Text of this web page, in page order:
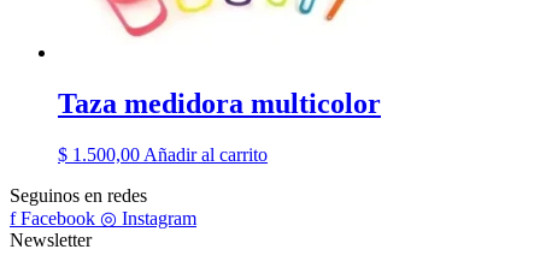
Taza medidora multicolor
$ 1.500,00 Añadir al carrito
Seguinos en redes
fFacebook ◎ Instagram
Newsletter